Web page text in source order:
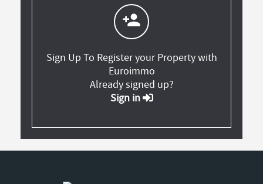
person_add
Sign Up To Register your Property with
Euroimmo
Already signed up?
Sign in